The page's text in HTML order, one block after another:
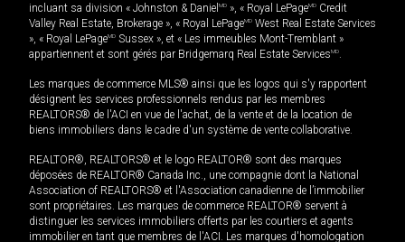
incluant sa division « Johnston & Daniel MD », « Royal LePageMD Credit
Valley Real Estate, Brokerage », « Royal LePageMD West Real Estate Services
», « Royal LePageMD Sussex », et « Les immeubles Mont-Tremblant »
appartiennent et sont gérés par Bridgemarq Real Estate ServicesMD
Les marques de commerce MLS® ainsi que les logos qui s'y rapportent
désignent les services professionnels rendus par les membres
REALTORS® de l'ACI en vue de l'achat, de la vente et de la location de
biens immobiliers dans le cadre d'un système de vente collaborative.
REALTOR®, REALTORS® et le logo REALTOR® sont des marques
déposées de REALTOR® Canada Inc., une compagnie dont la National
Association of REALTORS® et l'Association canadienne de l’immobilier
sont propriétaires. Les marques de commerce REALTOR® servent à
distinguer les services immobiliers offerts par les courtiers et agents
immobilier en tant que membres de l'ACI. Les marques d'homologation